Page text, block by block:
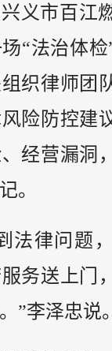
义市百江
“法治体
织律师团
险防控建
经营漏洞
。
法律问题
务送上门
”李泽忠说。